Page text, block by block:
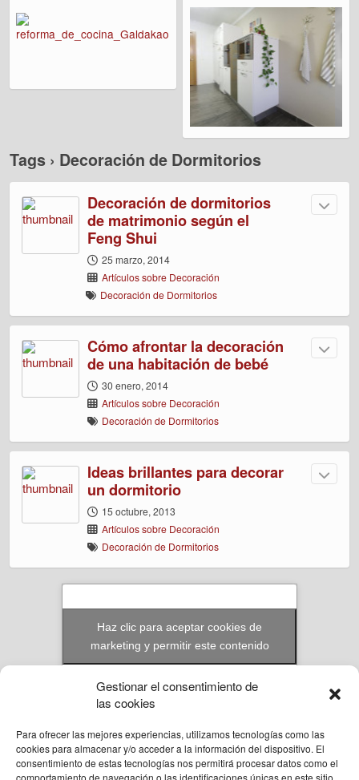
Gestionar el consentimiento de
las cookies
Para ofrecer las mejores experiencias, utilizamos tecnologías como las
cookies para almacenar y/o acceder a la información del dispositivo. El
consentimiento de estas tecnologías nos permitirá procesar datos como el
comportamiento de navegación o las identificaciones únicas en este sitio.
Tags › Decoración de Dormitorios
Decoración de dormitorios
de matrimonio según el
Feng Shui
25 marzo, 2014
Artículos sobre Decoración
Decoración de Dormitorios
Cómo afrontar la decoración
de una habitación de bebé
30 enero, 2014
Artículos sobre Decoración
Decoración de Dormitorios
Ideas brillantes para decorar
un dormitorio
15 octubre, 2013
Artículos sobre Decoración
Decoración de Dormitorios
Haz clic para aceptar cookies de
marketing y permitir este contenido
© Reformas Unai Ordoñez 2023. Aita Santiago Onaindia 3D 2ºA Amorebieta,
Bizkaia.
636 94 58 57